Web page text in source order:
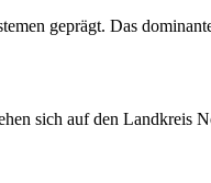
geprägt. Das
sich auf den Landkreis